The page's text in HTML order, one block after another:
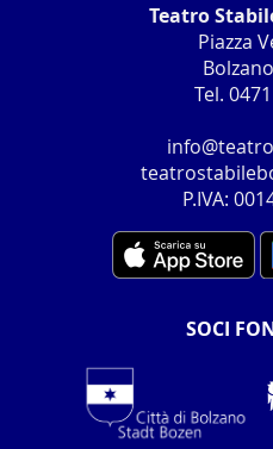
Teatro
Piazza
Tel.
P.IVA:
SOCI